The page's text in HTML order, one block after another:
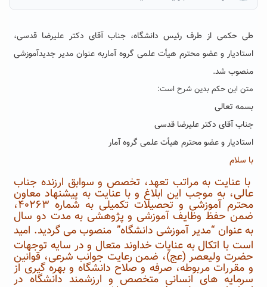
طی حکمی از طرف رئیس دانشگاه، جناب آقای دکتر علیرضا قدسی،
استادیار و عضو محترم هیأت علمی گروه آماربه عنوان مدیر جدیدآموزشی
منصوب شد.
متن این حکم بدین شرح است:
بسمه تعالی
جناب آقای دکتر علیرضا قدسی
استادیار و عضو محترم هیأت علمی گروه آمار
با سلام
با عنایت به مراتب تعهد، تخصص و سوابق ارزنده جناب
عالی، به موجب این ابلاغ و با عنایت به پیشنهاد معاون
محترم آموزشی و تحصیلات تکمیلی به شماره ۴۰۲۶۳،
ضمن حفظ وظایف آموزشی و پژوهشی به مدت دو سال
به عنوان “مدیر آموزشی دانشگاه” منصوب می گردید. امید
است با اتکال به عنایات خداوند متعال و در سایه توجهات
حضرت ولیعصر (عج)، ضمن رعایت جوانب شرعی، قوانین
و مقررات مربوطه، صرفه و صلاح دانشگاه و بهره گیری از
سرمایه های انسانی متخصص و ارزشمند دانشگاه در